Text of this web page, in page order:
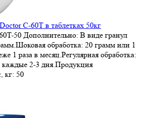
C-60T в таблетках 50кг
50 Дополнительно: В виде гранул
обработка: 20 грамм или 1
1 раза в месяц.Регулярная обработка:
каждые 2-3 дня.Продукция
кг: 50